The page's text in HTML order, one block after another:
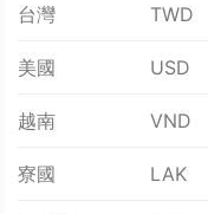
台灣 TWD
美國 USD
越南 VND
寮國 LAK